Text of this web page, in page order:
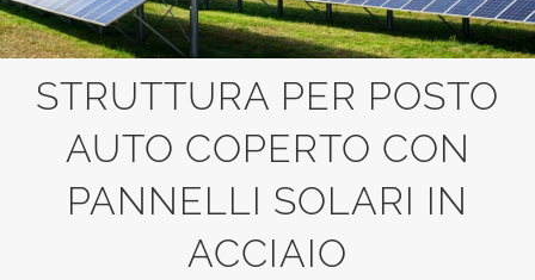
STRUTTURA PER POSTO
AUTO COPERTO CON
PANNELLI SOLARI IN
ACCIAIO